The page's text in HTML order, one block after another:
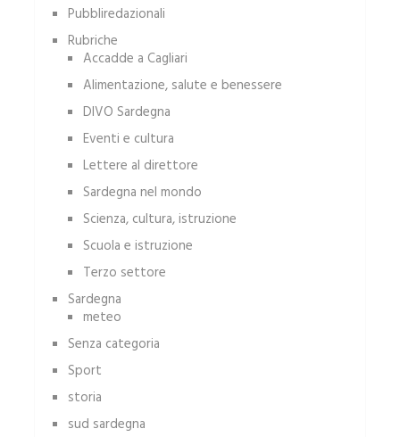
Pubbliredazionali
Rubriche
Accadde a Cagliari
Alimentazione, salute e benessere
DIVO Sardegna
Eventi e cultura
Lettere al direttore
Sardegna nel mondo
Scienza, cultura, istruzione
Scuola e istruzione
Terzo settore
Sardegna
meteo
Senza categoria
Sport
storia
sud sardegna